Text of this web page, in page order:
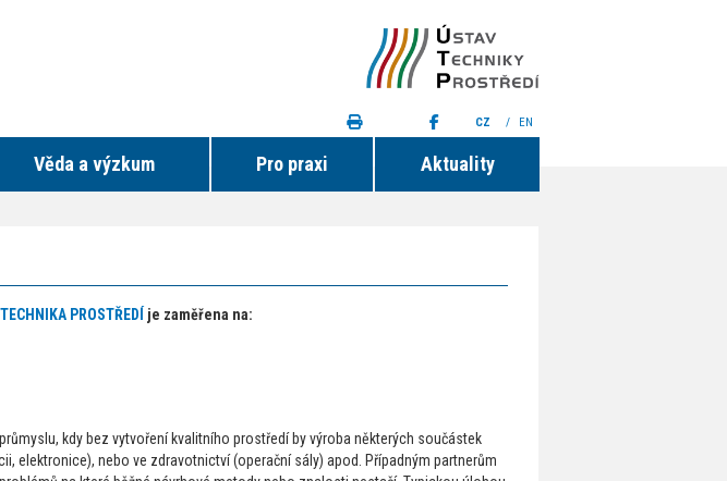
Věda a výzkum Pro praxi Aktuality
CZ / EN
TECHNIKA PROSTŘEDÍ je zaměřena na:
kdy bez vytvoření kvalitního prostředí by výroba některých součástek
elektronice), nebo ve zdravotnictví (operační sály) apod. Případným partnerům